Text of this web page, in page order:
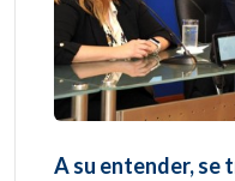
A su entender, se